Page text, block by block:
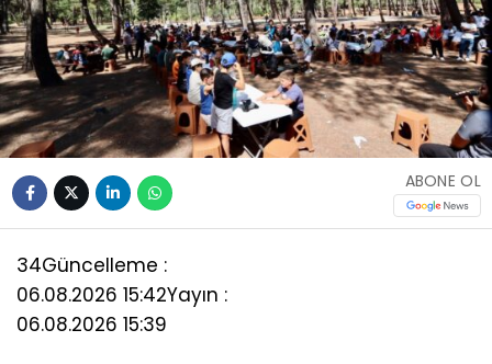
ABONE OL
34Güncelleme :
06.08.2026 15:42Yayın :
06.08.2026 15:39